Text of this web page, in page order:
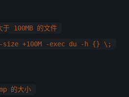
于 100MB 的文件
+100M -exec du -h {} \;
的大小